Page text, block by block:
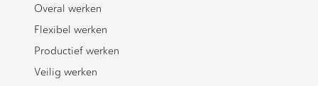
Overal werken
Flexibel werken
Productief werken
Veilig werken